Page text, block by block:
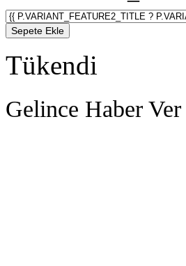
Sepete Ekle
Tükendi
Gelince Haber Ver